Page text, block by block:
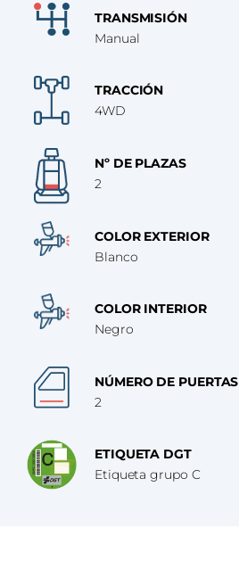
TRANSMISIÓN
Manual
TRACCIÓN
4WD
Nº DE PLAZAS
2
COLOR EXTERIOR
Blanco
COLOR INTERIOR
Negro
NÚMERO DE PUERTAS
2
ETIQUETA DGT
Etiqueta grupo C